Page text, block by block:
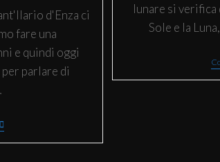
d'Enza ci
fare una
e quindi oggi
parlare di
lunare si verifica
Sole e la